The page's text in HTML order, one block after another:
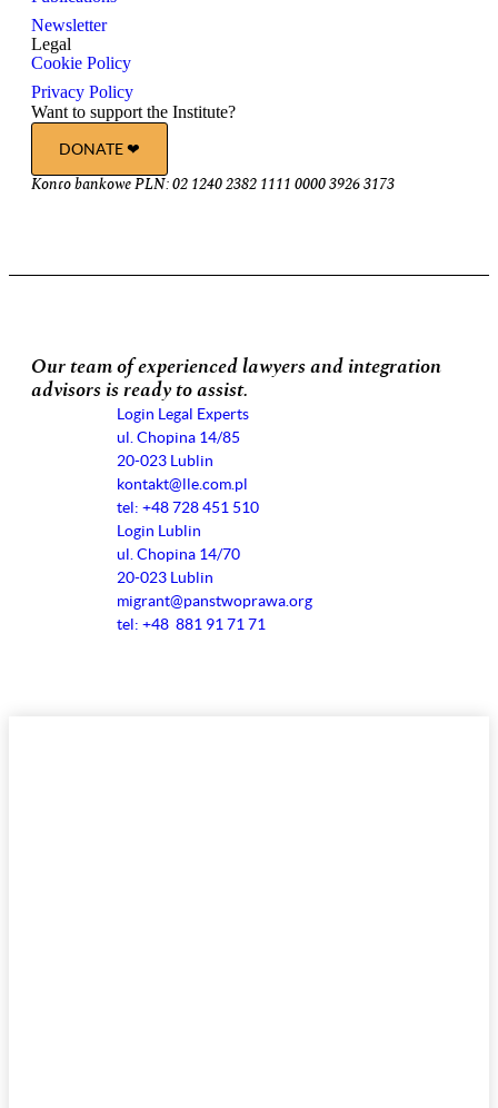
Newsletter
Legal
Cookie Policy
Privacy Policy
Want to support the Institute?
DONATE ❤︎
Konto bankowe PLN: 02 1240 2382 1111 0000 3926 3173
Our team of experienced lawyers and integration
advisors is ready to assist.
Login Legal Experts
ul. Chopina 14/85
20-023 Lublin
kontakt@lle.com.pl
tel: +48 728 451 510
Login Lublin
ul. Chopina 14/70
20-023 Lublin
migrant@panstwoprawa.org
tel: +48 881 91 71 71